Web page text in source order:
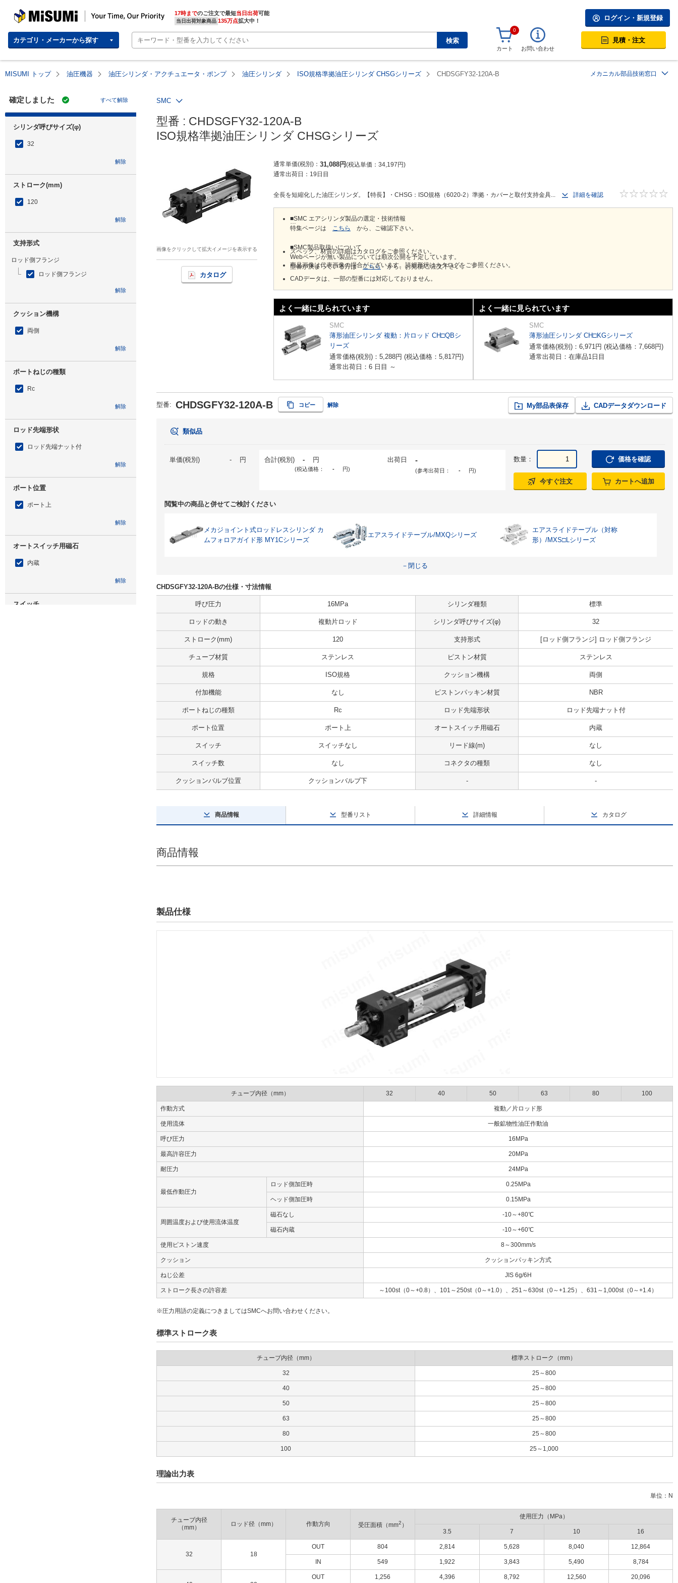
MISUMI | Your Time, Our Priority 17時までのご注文で最短当日出荷
当日出荷対象商品 135万点拡大中！
カテゴリ・メーカーから探す 検索
ログイン・新規登録
0
カート お問い合わせ
見積・注文
MISUMI トップ 油圧機器 油圧シリンダ・アクチュエータ・ポンプ 油圧シリンダ ISO規格準拠油圧シリンダ CHSGシリーズ CHDSGFY32-120A-B メカニカル部品技術窓口
確定しました すべて解除
シリンダ呼びサイズ(φ)
32
解除
ストローク(mm)
120
解除
支持形式
ロッド側フランジ
ロッド側フランジ
解除
クッション機構
両側
解除
ポートねじの種類
Rc
解除
ロッド先端形状
ロッド先端ナット付
解除
ポート位置
ポート上
解除
オートスイッチ用磁石
内蔵
解除
スイッチ
SMC
型番 : CHDSGFY32-120A-B
ISO規格準拠油圧シリンダ CHSGシリーズ
画像をクリックして拡大イメージを表示する
カタログ
通常単価(税別) 31,088円 税込単価 34,197円
通常出荷日： 19日目
全長を短縮化した油圧シリンダ。【特長】・CHSG：ISO規格（6020-2）準拠・カバーと取付支持金具... 詳細を確認
■SMC エアシリンダ製品の選定・技術情報
特集ページは こちら から、ご確認下さい。
■SMC製品取扱いについて
Webページが無い製品については順次公開を予定しています。
型番が決まっている方はこちら から、お見積/ご注文下さい。
スペック、材質の詳細はカタログをご参照ください。
商品画像は代表画像の場合がございます。詳細形状はカタログをご参照ください。
CADデータは、一部の型番には対応しておりません。
よく一緒に見られています
SMC
薄形油圧シリンダ 複動：片ロッド CH□QBシ
リーズ
通常価格(税別)： 5,288円 (税込価格： 5,817円)
通常出荷日：6 日目 ～
よく一緒に見られています
SMC
薄形油圧シリンダ CH□KGシリーズ
通常価格(税別)： 6,971円 (税込価格： 7,668円)
通常出荷日：在庫品1日目
型番: CHDSGFY32-120A-B コピー 解除 My部品表保存 CADデータダウンロード
類似品
単価(税別) - 円 合計(税別) - 円
(税込価格： - 円)
出荷日 -
(参考出荷日： - 円)
数量： 価格を確認
今すぐ注文 カートへ追加
閲覧中の商品と併せてご検討ください
メカジョイント式ロッドレスシリンダ カ
ムフォロアガイド形 MY1Cシリーズ
エアスライドテーブル/MXQシリーズ
エアスライドテーブル（対称
形）/MXS□Lシリーズ
－閉じる
CHDSGFY32-120A-Bの仕様・寸法情報
呼び圧力 16MPa シリンダ種類 標準
ロッドの動き 複動片ロッド シリンダ呼びサイズ(φ) 32
ストローク(mm) 120 支持形式 [ロッド側フランジ] ロッド側フランジ
チューブ材質 ステンレス ピストン材質 ステンレス
規格 ISO規格 クッション機構 両側
付加機能 なし ピストンパッキン材質 NBR
ポートねじの種類 Rc ロッド先端形状 ロッド先端ナット付
ポート位置 ポート上 オートスイッチ用磁石 内蔵
スイッチ スイッチなし リード線(m) なし
スイッチ数 なし コネクタの種類 なし
クッションバルブ位置 クッションバルブ下 - -
商品情報 型番リスト 詳細情報 カタログ
商品情報
製品仕様
チューブ内径（mm） 32 40 50 63 80 100
作動方式 複動／片ロッド形
使用流体 一般鉱物性油圧作動油
呼び圧力 16MPa
最高許容圧力 20MPa
耐圧力 24MPa
最低作動圧力
ロッド側加圧時 0.25MPa
ヘッド側加圧時 0.15MPa
周囲温度および使用流体温度
磁石なし -10～+80℃
磁石内蔵 -10～+60℃
使用ピストン速度 8～300mm/s
クッション クッションパッキン方式
ねじ公差 JIS 6g/6H
ストローク長さの許容差 ～100st（0～+0.8）、101～250st（0～+1.0）、251～630st（0～+1.25）、631～1,000st（0～+1.4）
※圧力用語の定義につきましてはSMCへお問い合わせください。
標準ストローク表
チューブ内径（mm） 標準ストローク（mm）
32 25～800
40 25～800
50 25～800
63 25～800
80 25～800
100 25～1,000
理論出力表
単位：N
チューブ内径
（mm）
ロッド径（mm） 作動方向 受圧面積（mm2 ）
使用圧力（MPa）
3.5 7 10 16
32 18
OUT 804 2,814 5,628 8,040 12,864
IN 549 1,922 3,843 5,490 8,784
OUT 1,256 4,396 8,792 12,560 20,096